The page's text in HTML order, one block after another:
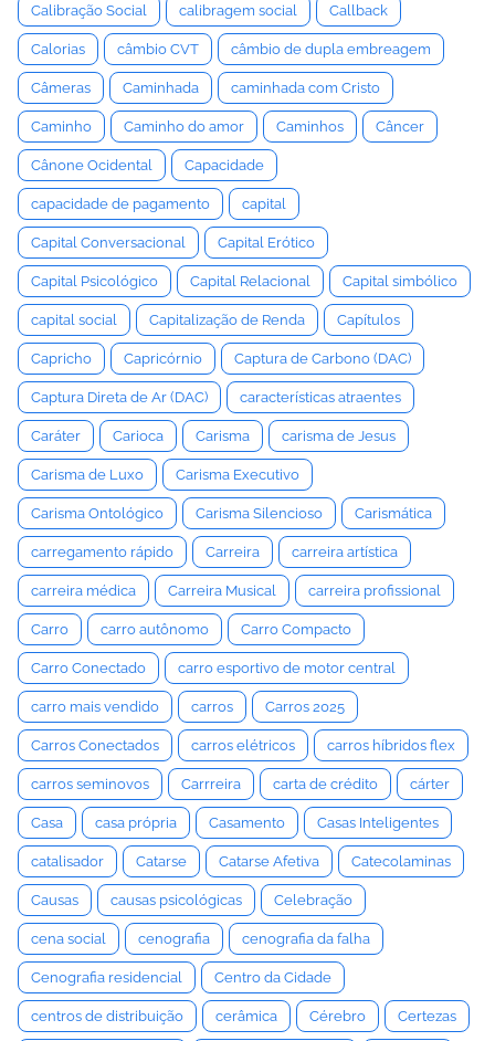
Calibração Social calibragem social Callback
Calorias câmbio CVT câmbio de dupla embreagem
Câmeras Caminhada caminhada com Cristo
Caminho Caminho do amor Caminhos Câncer
Cânone Ocidental Capacidade
capacidade de pagamento capital
Capital Conversacional Capital Erótico
Capital Psicológico Capital Relacional Capital simbólico
capital social Capitalização de Renda Capítulos
Capricho Capricórnio Captura de Carbono (DAC)
Captura Direta de Ar (DAC) características atraentes
Caráter Carioca Carisma carisma de Jesus
Carisma de Luxo Carisma Executivo
Carisma Ontológico Carisma Silencioso Carismática
carregamento rápido Carreira carreira artística
carreira médica Carreira Musical carreira profissional
Carro carro autônomo Carro Compacto
Carro Conectado carro esportivo de motor central
carro mais vendido carros Carros 2025
Carros Conectados carros elétricos carros híbridos flex
carros seminovos Carrreira carta de crédito cárter
Casa casa própria Casamento Casas Inteligentes
catalisador Catarse Catarse Afetiva Catecolaminas
Causas causas psicológicas Celebração
cena social cenografia cenografia da falha
Cenografia residencial Centro da Cidade
centros de distribuição cerâmica Cérebro Certezas